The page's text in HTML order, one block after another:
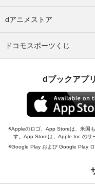
dアニメストア
ドコモスポーツくじ
dブックアプ
Appleのロゴ、App Storeは、米国
す。App Storeは、Apple Inc.のサ
Google Play および Google Play